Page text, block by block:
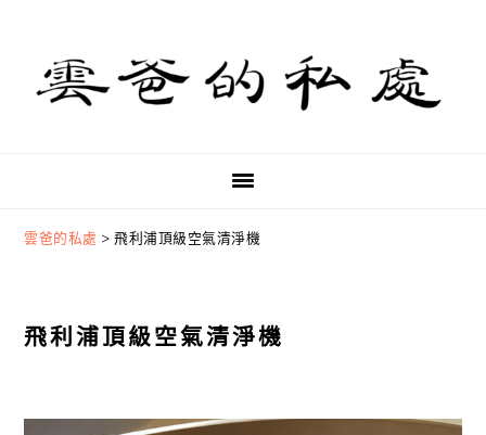
primary
navigation
content
primary
sidebar
雲爸的私處 >飛利浦頂級空氣清淨機
飛利浦頂級空氣清淨機